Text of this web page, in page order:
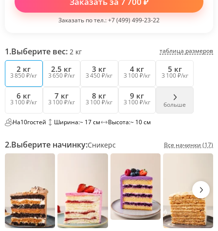
1.Выберите вес: 2 кг таблица размеров
2 кг
3 850 ₽/кг
2.5 кг
3 650 ₽/кг
3 кг
3 450 ₽/кг
4 кг
3 100 ₽/кг
5 кг
3 100 ₽/кг
6 кг
3 100 ₽/кг
7 кг
3 100 ₽/кг
8 кг
3 100 ₽/кг
9 кг
3 100 ₽/кг больше
На10гостей Ширина:~ 17 см Высота:~ 10 см
2.Выберите начинку:Сникерс Все начинки (17)
Заказать по тел.:+7 (499) 499-23-22